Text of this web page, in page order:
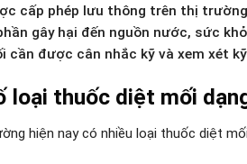
cấp phép lưu thông trên thị
gây hại đến nguồn nước, sức
cần được cân nhắc kỹ và xem xét
loại thuốc diệt mối
hiện nay có nhiều loại thuốc diệt